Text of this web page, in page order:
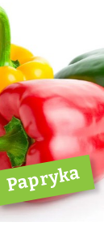
Papryka